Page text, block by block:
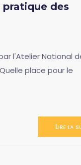
des
l'Atelier National
place pour le
Lire la